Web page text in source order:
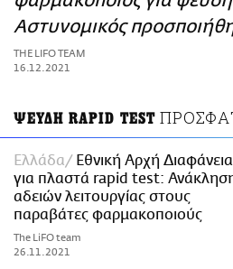
ΑΜΠΑ
PRINT
Αστυνομικός
THE LIFO TEAM
16.12.2021
ΨΕΥΔΗ RAPID TEST
Ελλάδα
Εθνική Αρχή
για πλαστά rapid test:
αδειών λειτουργίας στους
παραβάτες φαρμακοποιούς
The LiFO team
26.11.2021